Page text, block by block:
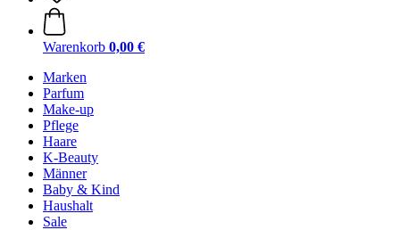
Warenkorb 0,00 €
Marken
Parfum
Make-up
Pflege
Haare
K-Beauty
Männer
Baby & Kind
Haushalt
Sale